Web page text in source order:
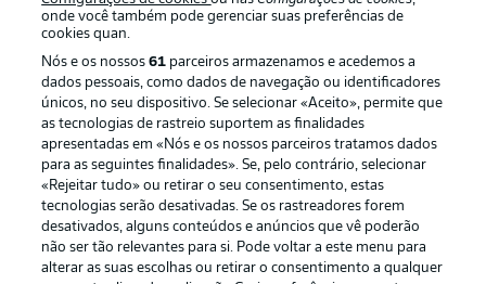
Football as it’s meant to be
APLICATIVO DA BUNDESLIGA
onde você também pode gerenciar suas preferências de
cookies quan.
Nós e os nossos61 parceiros armazenamos e acedemos a
dados pessoais, como dados de navegação ou identificadores
únicos, no seu dispositivo. Se selecionar «Aceito», permite que
as tecnologias de rastreio suportem as finalidades
apresentadas em «Nós e os nossos parceiros tratamos dados
para as seguintes finalidades». Se, pelo contrário, selecionar
«Rejeitar tudo» ou retirar o seu consentimento, estas
tecnologias serão desativadas. Se os rastreadores forem
desativados, alguns conteúdos e anúncios que vê poderão
não ser tão relevantes para si. Pode voltar a este menu para
alterar as suas escolhas ou retirar o consentimento a qualquer